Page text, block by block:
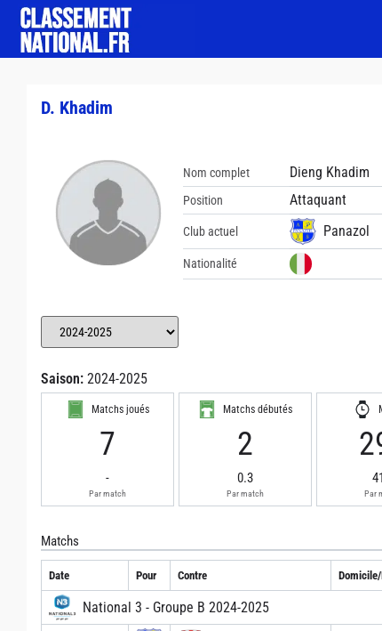
D. Khadim
Nom complet Dieng Khadim
Position Attaquant
Club actuel Panazol
Nationalité
Saison: 2024-2025
Matchs joués
7
-
Par match
Matchs débutés
2
0.3
Par match Par
Matchs
Date Pour Contre
National 3 - Groupe B 2024-2025